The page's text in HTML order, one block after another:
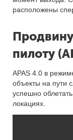
расположены
пилоту
APAS 4.0 в
объекты на пути
успешно
локациях.